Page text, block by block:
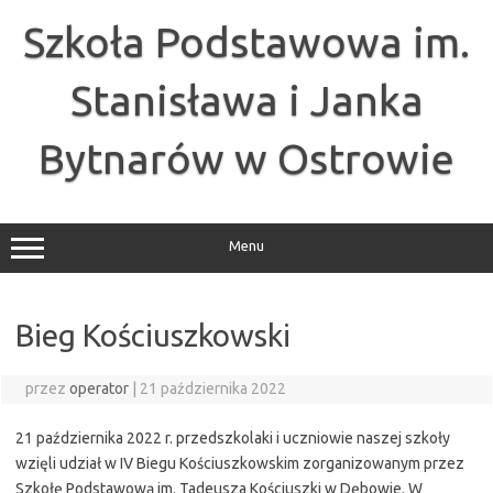
treściSzkoła Podstawowa im.
Stanisława i Janka
Bytnarów w Ostrowie
Menu
Bieg Kościuszkowski
przez operator 21 października 2022
21 października 2022 r. przedszkolaki i uczniowie naszej szkoły
wzięli udział w IV Biegu Kościuszkowskim zorganizowanym przez
Szkołę Podstawową im. Tadeusza Kościuszki w Dębowie. W